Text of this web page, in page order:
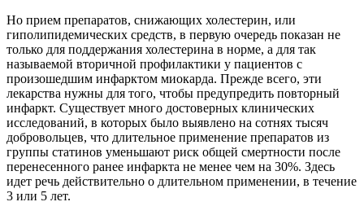
Но прием препаратов, снижающих холестерин, или
гиполипидемических средств, в первую очередь показан не
только для поддержания холестерина в норме, а для так
называемой вторичной профилактики у пациентов с
произошедшим инфарктом миокарда. Прежде всего, эти
лекарства нужны для того, чтобы предупредить повторный
инфаркт. Существует много достоверных клинических
исследований, в которых было выявлено на сотнях тысяч
добровольцев, что длительное применение препаратов из
группы статинов уменьшают риск общей смертности после
перенесенного ранее инфаркта не менее чем на 30%. Здесь
идет речь действительно о длительном применении, в течение
3 или 5 лет.